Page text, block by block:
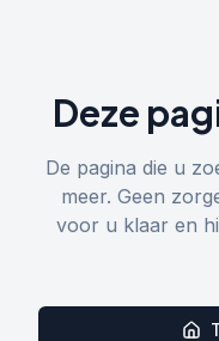
Deze
De pagina die u
meer. Geen
voor u klaar en